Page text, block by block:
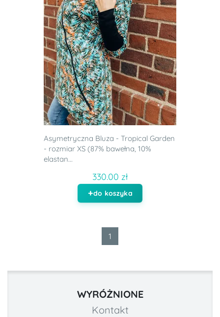
Asymetryczna Bluza - Tropical Garden
- rozmiar XS (87% bawełna, 10%
elastan...
330.00 zł
do koszyka
1
WYRÓŻNIONE
Kontakt